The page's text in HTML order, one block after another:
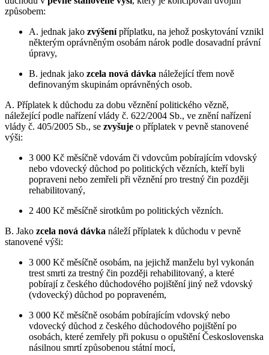
způsobem:
A. jednak jako zvýšenípříplatku, na jehož poskytování vznikl
některým oprávněným osobám nárok podle dosavadní právní
úpravy,
B. jednak jako zcela nová dávka náležející třem nově
definovaným skupinám oprávněných osob.
A. Příplatek k důchodu za dobu věznění politického vězně,
náležející podle nařízení vlády č. 622/2004 Sb., ve znění nařízení
vlády č. 405/2005 Sb., se zvyšuje o příplatek v pevně stanovené
výši:
3 000 Kč měsíčně vdovám či vdovcům pobírajícím vdovský
nebo vdovecký důchod po politických vězních, kteří byli
popraveni nebo zemřeli při věznění pro trestný čin později
rehabilitovaný,
2 400 Kč měsíčně sirotkům po politických vězních.
B. Jako zcela nová dávka náleží příplatek k důchodu v pevně
stanovené výši:
3 000 Kč měsíčně osobám, na jejichž manželu byl vykonán
trest smrti za trestný čin později rehabilitovaný, a které
pobírají z českého důchodového pojištění jiný než vdovský
(vdovecký) důchod po popraveném,
3 000 Kč měsíčně osobám pobírajícím vdovský nebo
vdovecký důchod z českého důchodového pojištění po
osobách, které zemřely při pokusu o opuštění Československa
násilnou smrtí způsobenou státní mocí,